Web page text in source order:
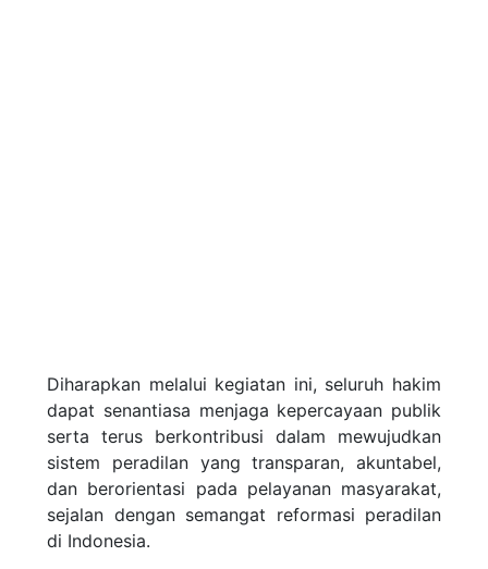
Diharapkan melalui kegiatan ini, seluruh hakim
dapat senantiasa menjaga kepercayaan publik
serta terus berkontribusi dalam mewujudkan
sistem peradilan yang transparan, akuntabel,
dan berorientasi pada pelayanan masyarakat,
sejalan dengan semangat reformasi peradilan
di Indonesia.